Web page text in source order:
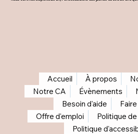
Accueil À propos
Notre CA
Évènements
Besoin d'aide
Offre d'emploi
Politique
Politique